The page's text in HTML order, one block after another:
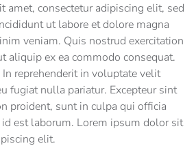
amet, consectetur adipiscing elit, sed
ut labore et dolore magna
veniam. Quis nostrud exercitation
aliquip ex ea commodo consequat.
reprehenderit in voluptate velit
fugiat nulla pariatur. Excepteur sint
proident, sunt in culpa qui officia
est laborum. Lorem ipsum dolor sit
elit.